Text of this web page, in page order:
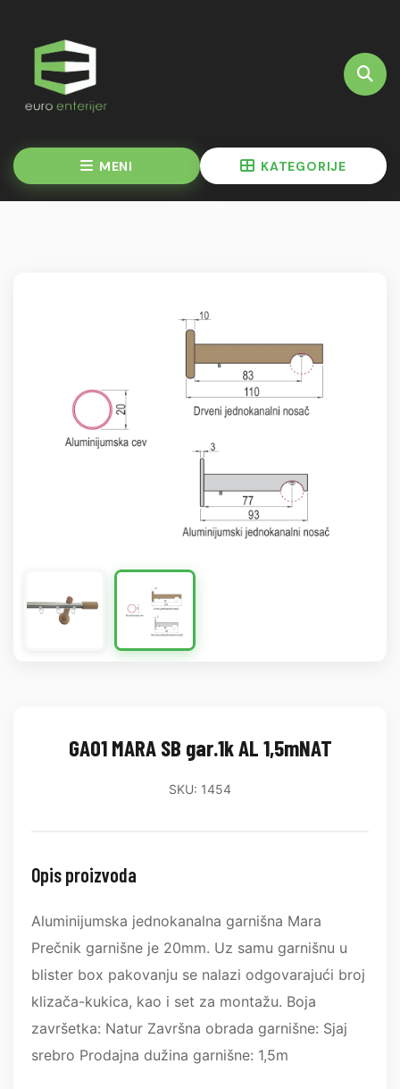
MENI KATEGORIJE
GA01 MARA SB gar.1k AL 1,5mNAT
SKU: 1454
Opis proizvoda
Aluminijumska jednokanalna garnišna Mara
Prečnik garnišne je 20mm. Uz samu garnišnu u
blister box pakovanju se nalazi odgovarajući broj
klizača-kukica, kao i set za montažu. Boja
završetka: Natur Završna obrada garnišne: Sjaj
srebro Prodajna dužina garnišne: 1,5m